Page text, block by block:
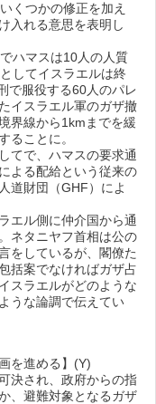
くつかの修正を加え
入れる意思を表明し
ハマスは10人の人質
してイスラエルは終
で服役する60人のパレ
イスラエル軍のガザ撤
界線から1kmまでを緩
ることに。
てで、ハマスの要求通
よる配給という従来の
道財団（GHF）によ
エル側に仲介国から通
ネタニヤフ首相は公の
をしているが、閣僚た
括案でなければガザ占
スラエルがどのような
うな論調で伝えてい
を進める】(Y)
決され、政府からの指
、避難対象となるガザ